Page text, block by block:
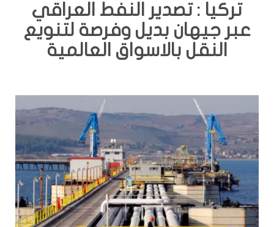
تركيا : تصدير النفط العراقي
عبر جيهان بديل وفرصة لتنويع
النقل بالاسواق العالمية